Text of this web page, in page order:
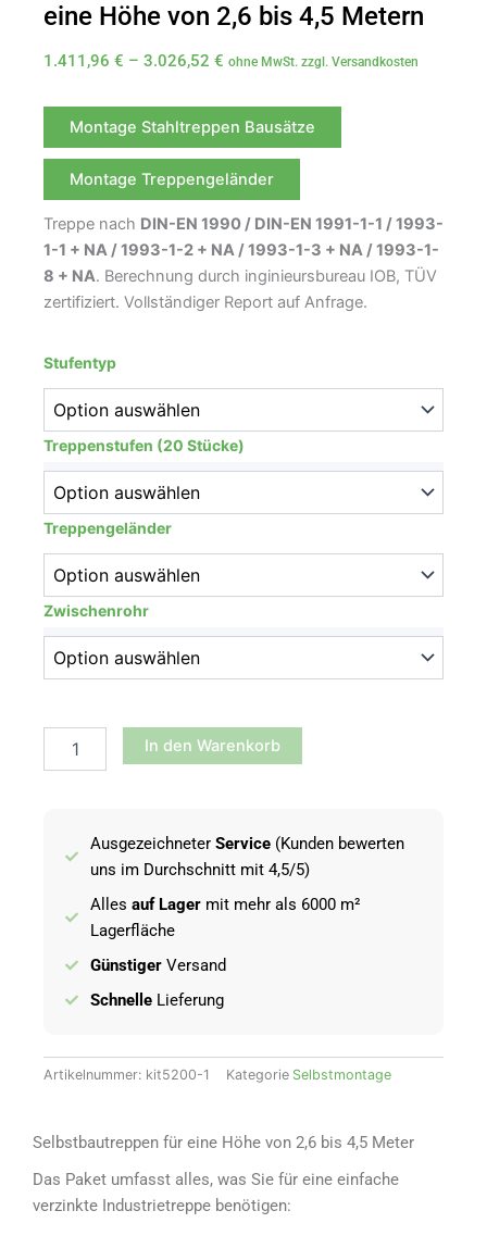
eine Höhe von 2,6 bis 4,5 Metern
1.411,96 € – 3.026,52 € Preisspanne:
bis
3.026,52 €
ohne MwSt. zzgl. Versandkosten
Montage Stahltreppen Bausätze
Montage Treppengeländer
Treppe nach DIN-EN 1990 / DIN-EN 1991-1-1 / 1993-
1-1 + NA / 1993-1-2 + NA / 1993-1-3 + NA / 1993-1-
8 + NA. Berechnung durch inginieursbureau IOB, TÜV
zertifiziert. Vollständiger Report auf Anfrage.
Stufentyp
Treppenstufen (20 Stücke)
Treppengeländer
Zwischenrohr
Treppe
Bausatz
für
eine
Höhe
von
2,6
bis
4,5
Metern
Menge
In den Warenkorb
Ausgezeichneter Service (Kunden bewerten
uns im Durchschnitt mit 4,5/5)
Alles auf Lager mit mehr als 6000 m²
Lagerfläche
Günstiger Versand
Schnelle Lieferung
Artikelnummer: kit5200-1 Kategorie Selbstmontage
Selbstbautreppen für eine Höhe von 2,6 bis 4,5 Meter
Das Paket umfasst alles, was Sie für eine einfache
verzinkte Industrietreppe benötigen: